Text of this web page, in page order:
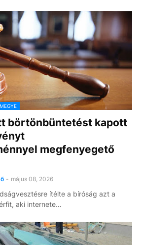
börtönbüntetést kapott
megfenyegető
- május 08, 2026
ítélte a bíróság azt a
aki internete…